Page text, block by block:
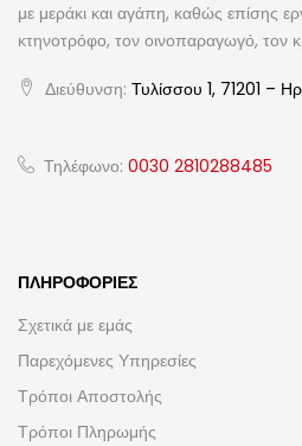
με μεράκι και αγάπη, καθώς επίσης
κτηνοτρόφο, τον οινοπαραγωγό, τον
Διεύθυνση: Τυλίσσου 1, 71201 –
Τηλέφωνο: 0030 2810288485
ΠΛΗΡΟΦΟΡΊΕΣ
Σχετικά με εμάς
Παρεχόμενες Υπηρεσίες
Τρόποι Αποστολής
Τρόποι Πληρωμής